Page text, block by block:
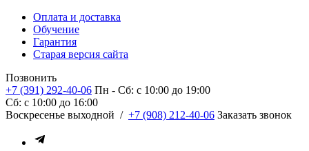
Оплата и доставка
Обучение
Гарантия
Старая версия сайта
Позвонить
+7 (391) 292-40-06 Пн - Сб: c 10:00 до 19:00
Сб: c 10:00 до 16:00
​Воскресенье выходной / +7 (908) 212-40-06 Заказать звонок